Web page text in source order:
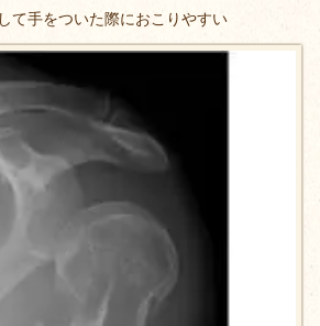
て手をついた際におこりやすい